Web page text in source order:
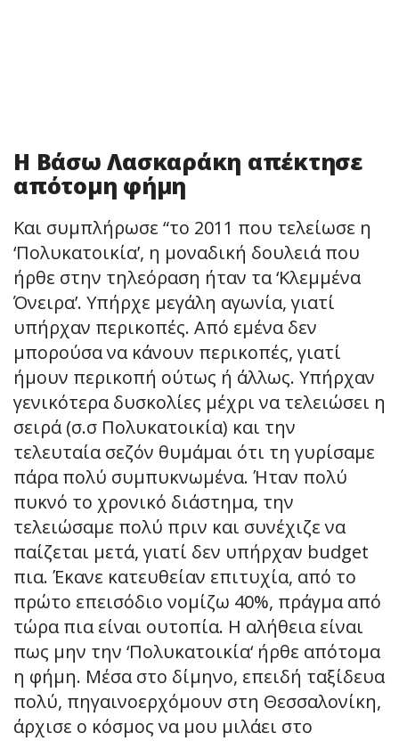
Η Βάσω Λασκαράκη απέκτησε
απότομη φήμη
Και συμπλήρωσε “το 2011 που τελείωσε η
‘Πολυκατοικία’, η μοναδική δουλειά που
ήρθε στην τηλεόραση ήταν τα ‘Κλεμμένα
Όνειρα’. Υπήρχε μεγάλη αγωνία, γιατί
υπήρχαν περικοπές. Από εμένα δεν
μπορούσα να κάνουν περικοπές, γιατί
ήμουν περικοπή ούτως ή άλλως. Υπήρχαν
γενικότερα δυσκολίες μέχρι να τελειώσει η
σειρά (σ.σ Πολυκατοικία) και την
τελευταία σεζόν θυμάμαι ότι τη γυρίσαμε
πάρα πολύ συμπυκνωμένα. Ήταν πολύ
πυκνό το χρονικό διάστημα, την
τελειώσαμε πολύ πριν και συνέχιζε να
παίζεται μετά, γιατί δεν υπήρχαν budget
πια. Έκανε κατευθείαν επιτυχία, από το
πρώτο επεισόδιο νομίζω 40%, πράγμα από
τώρα πια είναι ουτοπία. Η αλήθεια είναι
πως μην την ‘Πολυκατοικία‘ ήρθε απότομα
η φήμη. Μέσα στο δίμηνο, επειδή ταξίδευα
πολύ, πηγαινοερχόμουν στη Θεσσαλονίκη,
άρχισε ο κόσμος να μου μιλάει στο